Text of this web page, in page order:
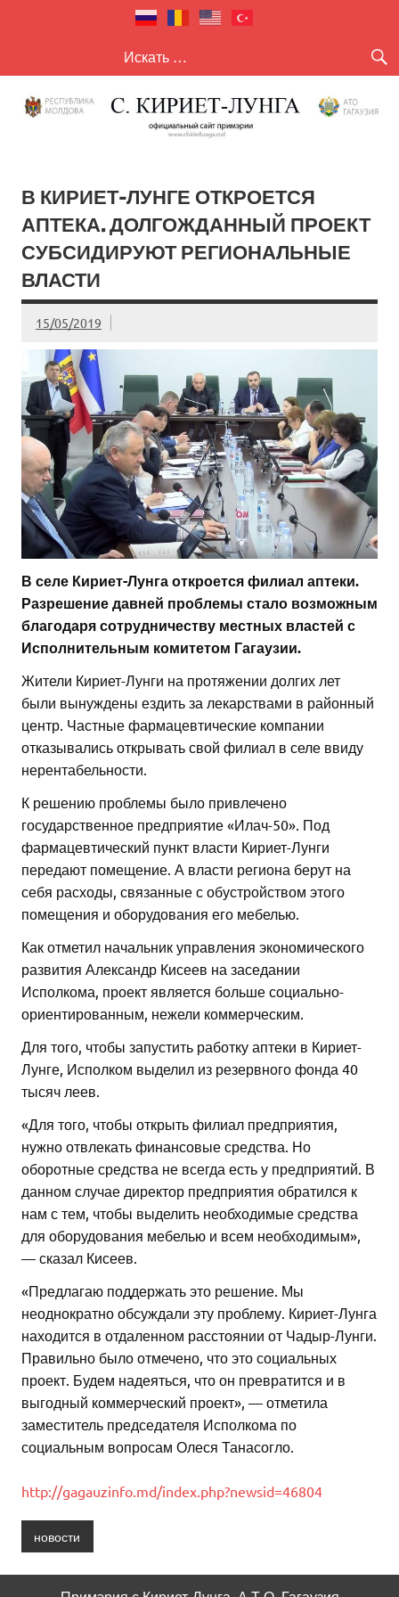
— Лунга
В КИРИЕТ-ЛУНГЕ ОТКРОЕТСЯ
АПТЕКА. ДОЛГОЖДАННЫЙ ПРОЕКТ
СУБСИДИРУЮТ РЕГИОНАЛЬНЫЕ
ВЛАСТИ
15/05/2019
В селе Кириет-Лунга откроется филиал аптеки.
Разрешение давней проблемы стало возможным
благодаря сотрудничеству местных властей с
Исполнительным комитетом Гагаузии.
Жители Кириет-Лунги на протяжении долгих лет
были вынуждены ездить за лекарствами в районный
центр. Частные фармацевтические компании
отказывались открывать свой филиал в селе ввиду
нерентабельности.
К решению проблемы было привлечено
государственное предприятие «Илач-50». Под
фармацевтический пункт власти Кириет-Лунги
передают помещение. А власти региона берут на
себя расходы, связанные с обустройством этого
помещения и оборудования его мебелью.
Как отметил начальник управления экономического
развития Александр Кисеев на заседании
Исполкома, проект является больше социально-
ориентированным, нежели коммерческим.
Для того, чтобы запустить работку аптеки в Кириет-
Лунге, Исполком выделил из резервного фонда 40
тысяч леев.
«Для того, чтобы открыть филиал предприятия,
нужно отвлекать финансовые средства. Но
оборотные средства не всегда есть у предприятий. В
данном случае директор предприятия обратился к
нам с тем, чтобы выделить необходимые средства
для оборудования мебелью и всем необходимым»,
— сказал Кисеев.
«Предлагаю поддержать это решение. Мы
неоднократно обсуждали эту проблему. Кириет-Лунга
находится в отдаленном расстоянии от Чадыр-Лунги.
Правильно было отмечено, что это социальных
проект. Будем надеяться, что он превратится и в
выгодный коммерческий проект», — отметила
заместитель председателя Исполкома по
социальным вопросам Олеся Танасогло.
http://gagauzinfo.md/index.php?newsid=46804
новости